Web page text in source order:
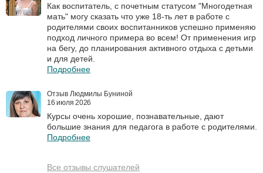
Как воспитатель, с почетным статусом "Многодетная
мать" могу сказать что уже 18-ть лет в работе с
родителями своих воспитанников успешно применяю
подход личного примера во всем! От применения игр
на бегу, до планирования активного отдыха с детьми
и для детей.
Подробнее
Отзыв Людмилы Буниной
16 июля 2026
Курсы очень хорошие, познавательные, дают
большие знания для педагога в работе с родителями.
Подробнее
Все отзывы слушателей